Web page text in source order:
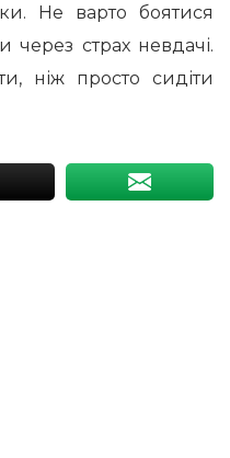
Не варто боятися
через страх невдачі.
ніж просто сидіти